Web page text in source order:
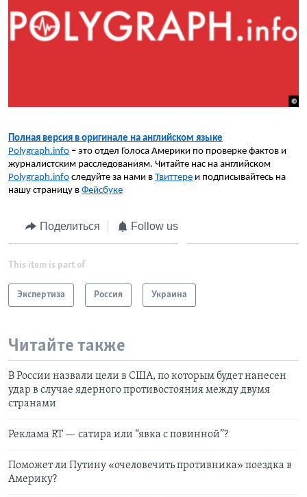
Полная версия в оригинале на английском языке
Polygraph.info – это отдел Голоса Америки по проверке фактов и
журналистским расследованиям. Читайте нас на английском
Polygraph.info следуйте за нами в Твиттере и подписывайтесь на
нашу страницу в Фейсбуке
Поделиться Follow us
This item is part of
Экспертиза Россия Украина
Читайте также
В России назвали цели в США, по которым будет нанесен
удар в случае ядерного противостояния между двумя
странами
Реклама RT — cатира или “явка с повинной”?
Поможет ли Путину «очеловечить противника» поездка в
Америку?